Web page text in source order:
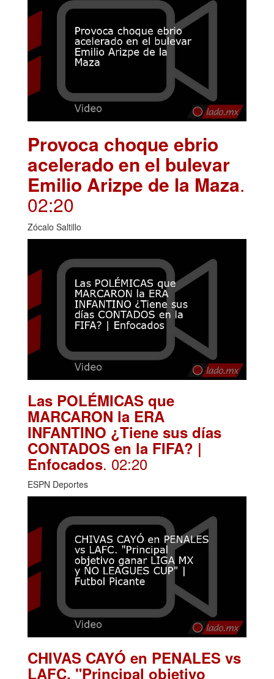
Provoca choque ebrio
acelerado en el bulevar
Emilio Arizpe de la Maza.
02:20
Zócalo Saltillo
Las POLÉMICAS que
MARCARON la ERA
INFANTINO ¿Tiene sus días
CONTADOS en la FIFA? |
Enfocados. 02:20
ESPN Deportes
CHIVAS CAYÓ en PENALES vs
LAFC. "Principal objetivo